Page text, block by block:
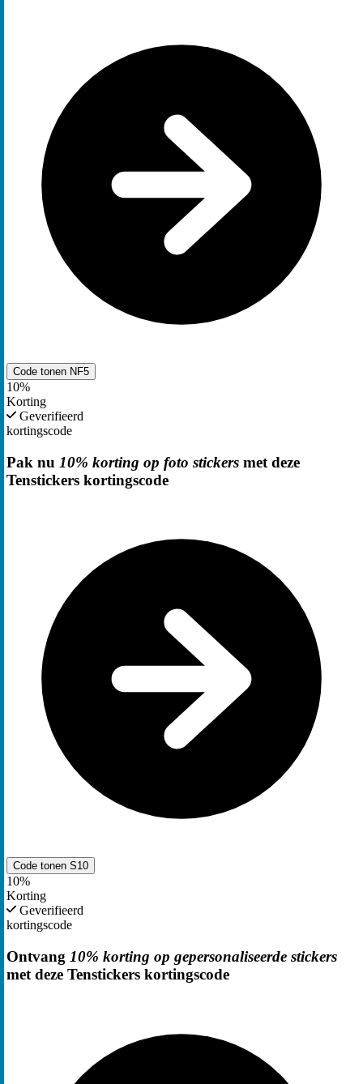
Code tonen NF5
10%
Korting
Geverifieerd
kortingscode
Pak nu 10% korting op foto stickers met deze
Tenstickers kortingscode
Code tonen S10
10%
Korting
Geverifieerd
kortingscode
Ontvang 10% korting op gepersonaliseerde stickers
met deze Tenstickers kortingscode